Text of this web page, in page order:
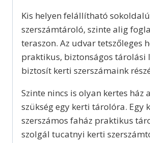
Kis helyen felállítható
szerszámtároló, szinte alig
teraszon. Az udvar tetszőleges
praktikus, biztonságos tárolási
biztosít kerti szerszámaink
Szinte nincs is olyan kertes ház
szükség egy kerti tárolóra. Egy
szerszámos faház praktikus
szolgál tucatnyi kerti